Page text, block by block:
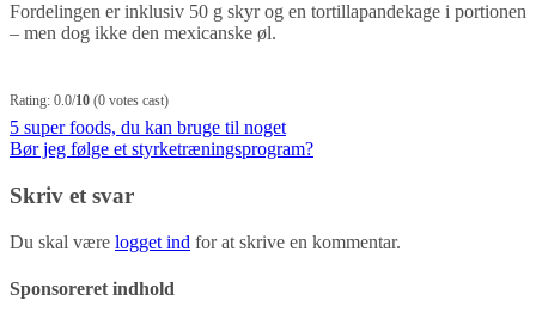
Fordelingen er inklusiv 50 g skyr og en tortillapandekage i portionen
– men dog ikke den mexicanske øl.
Rating: 0.0/10 (0 votes cast)
Indlægsnavigation
5 super foods, du kan bruge til noget
Bør jeg følge et styrketræningsprogram?
Skriv et svar
Du skal være logget ind for at skrive en kommentar.
Sponsoreret indhold